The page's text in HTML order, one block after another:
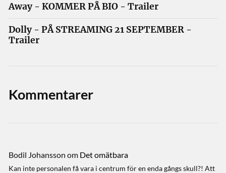
Away - KOMMER PÅ BIO - Trailer
Dolly - PÅ STREAMING 21 SEPTEMBER -
Trailer
Kommentarer
Bodil Johansson om Det omätbara
Kan inte personalen få vara i centrum för en enda gångs skull?! Att